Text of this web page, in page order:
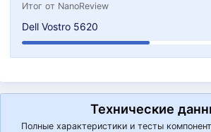
Итог от NanoReview
Dell Vostro 5620
Технические
Полные характеристики и тесты